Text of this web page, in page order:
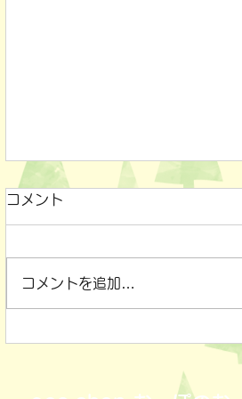
コメント
コメントを追加…